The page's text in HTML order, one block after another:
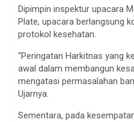
Dipimpin inspektur upacara
Plate, upacara berlangsung
protokol kesehatan.
“Peringatan Harkitnas yang
awal dalam membangun
mengatasi permasalahan
Ujarnya.
Sementara, pada